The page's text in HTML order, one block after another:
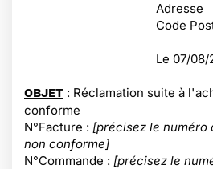
Adresse
Code
Le 07/08/
OBJET : Réclamation suite à
conforme
N°Facture : [précisez le
non conforme]
N°Commande : [précisez le